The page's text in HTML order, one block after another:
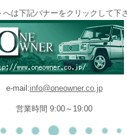
へは下記バナーをクリックして下
e-mail:info@oneowner.co.jp
営業時間 9:00～19:00